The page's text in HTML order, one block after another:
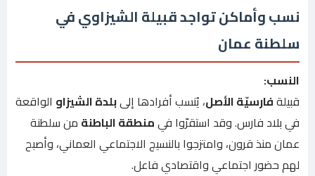
نسب وأماكن تواجد قبيلة الشيزاوي في
سلطنة عمان
النسب:
قبيلةفارسيّة الأصل، يُنسب أفرادها إلىبلدة الشيزاو الواقعة
في بلاد فارس. وقد استقرّوا فيمنطقة الباطنة من سلطنة
عمان منذ قرون، وامتزجوا بالنسيج الاجتماعي العماني، وأصبح
لهم حضور اجتماعي واقتصادي فاعل.